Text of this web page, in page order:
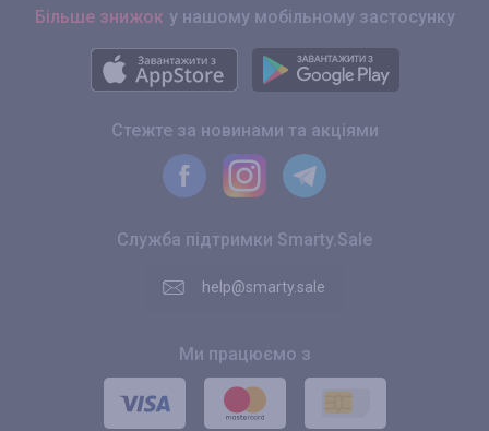
Більше знижок у нашому мобільному застосунку
Стежте за новинами та акціями
Служба підтримки Smarty.Sale
help@smarty.sale
Ми працюємо з